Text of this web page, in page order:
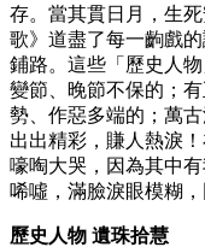
存。當其貫日月，生
歌》道盡了每一齣戲
鋪路。這些「歷史人
變節、晚節不保的；
勢、作惡多端的；萬
出出精彩，賺人熱淚
嚎啕大哭，因為其中
唏噓，滿臉淚眼模糊
歷史人物 遺珠拾慧